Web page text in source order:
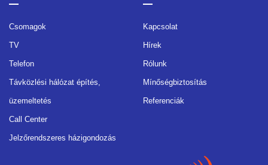
Csomagok
TV
Telefon
Távközlési hálózat építés,
üzemeltetés
Call Center
Jelzőrendszeres házigondozás
Kapcsolat
Hírek
Rólunk
Mínőségbiztosítás
Referenciák